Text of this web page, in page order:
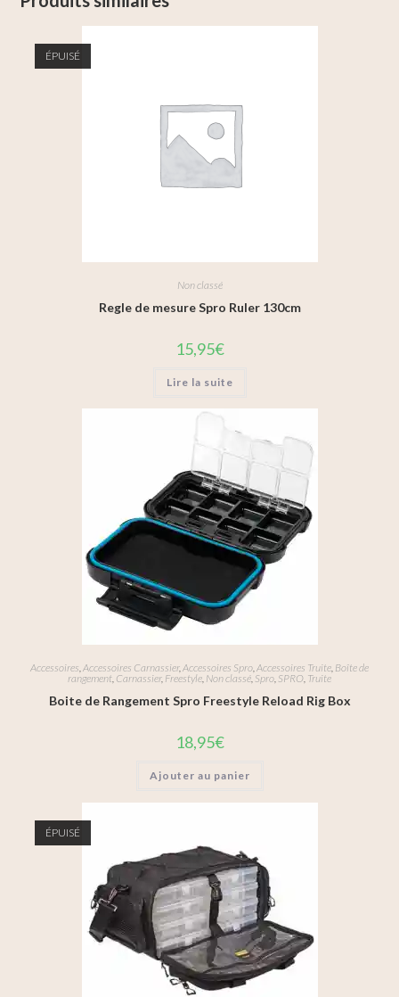
ÉPUISÉ
Non classé
Regle de mesure Spro Ruler 130cm
15,95€
Lire la suite
Accessoires,Accessoires Carnassier,Accessoires Spro,Accessoires Truite, Boîte de
rangement, Carnassier, Freestyle, Non classé, Spro, SPRO, Truite
Boite de Rangement Spro Freestyle Reload Rig Box
18,95€
Ajouter au panier
ÉPUISÉ